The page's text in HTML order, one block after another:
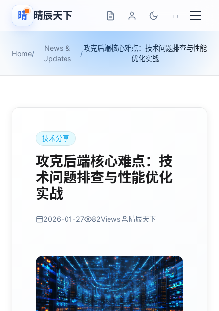
晴 晴辰天下 中
Home/
News &
Updates
/
攻克后端核心难点：技术问题排查与性能
优化实战
技术分享
攻克后端核心难点：技
术问题排查与性能优化
实战
2026-01-27 82Views 晴辰天下